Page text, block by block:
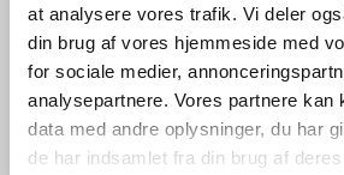
at analysere vores trafik. Vi deler
din brug af vores hjemmeside med
for sociale medier,
analysepartnere. Vores partnere kan
data med andre oplysninger, du har
de har indsamlet fra din brug af
Model/varenr.: 1015317-01
Læg i